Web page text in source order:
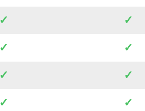
✓ ✓
✓ ✓
✓ ✓
✓ ✓